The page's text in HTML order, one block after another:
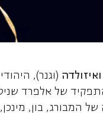
(וגנר),
התפקיד של אלפרד
המבורג, בון, מינכן,